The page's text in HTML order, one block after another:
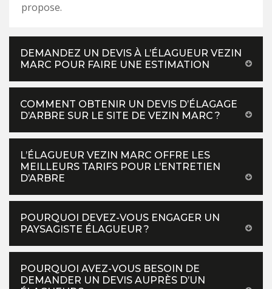
propose.
DEMANDEZ UN DEVIS À L’ÉLAGUEUR VEZIN
MARC POUR FAIRE UNE ESTIMATION
COMMENT OBTENIR UN DEVIS D’ÉLAGAGE
D’ARBRE SUR LE SITE DE VEZIN MARC ?
L’ÉLAGUEUR VEZIN MARC OFFRE LES
MEILLEURS TARIFS POUR L’ENTRETIEN
D’ARBRE
POURQUOI DEVEZ-VOUS ENGAGER UN
PAYSAGISTE ÉLAGUEUR ?
POURQUOI AVEZ-VOUS BESOIN DE
DEMANDER UN DEVIS AUPRÈS D’UN